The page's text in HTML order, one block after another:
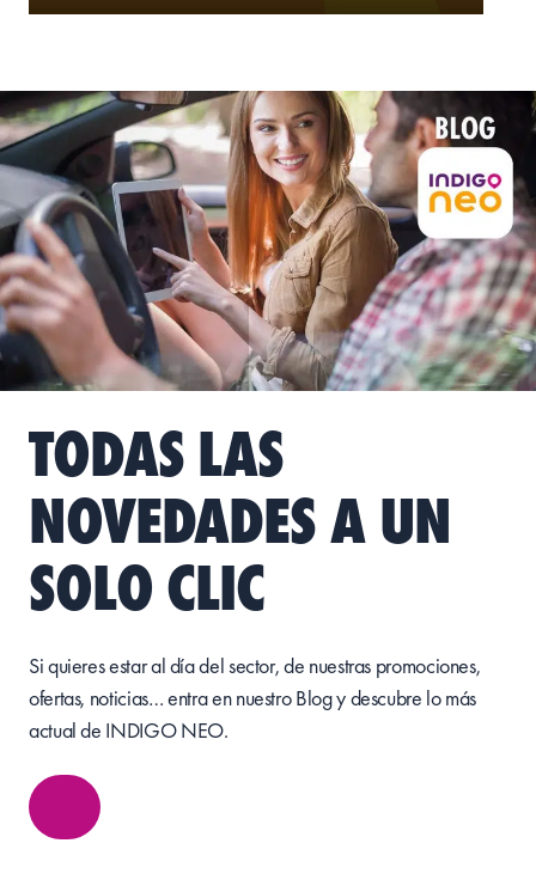
TODAS LAS
NOVEDADES A UN
SOLO CLIC
Si quieres estar al día del sector, de nuestras promociones,
ofertas, noticias… entra en nuestro Blog y descubre lo más
actual de INDIGO NEO.